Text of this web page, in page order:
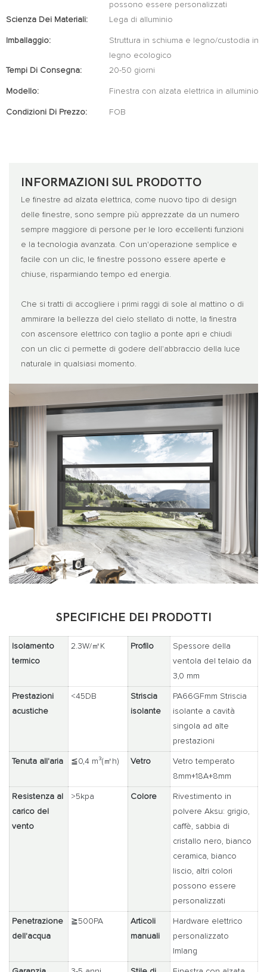
possono essere personalizzati
Scienza Dei Materiali:
Lega di alluminio
Imballaggio:
Struttura in schiuma e legno/custodia in
legno ecologico
Tempi Di Consegna:
20-50 giorni
Modello: Finestra con alzata elettrica in alluminio
Condizioni Di Prezzo: FOB
INFORMAZIONI SUL PRODOTTO
Le finestre ad alzata elettrica, come nuovo tipo di design
delle finestre, sono sempre più apprezzate da un numero
sempre maggiore di persone per le loro eccellenti funzioni
e la tecnologia avanzata. Con un'operazione semplice e
facile con un clic, le finestre possono essere aperte e
chiuse, risparmiando tempo ed energia.
Che si tratti di accogliere i primi raggi di sole al mattino o di
ammirare la bellezza del cielo stellato di notte, la finestra
con ascensore elettrico con taglio a ponte apri e chiudi
con un clic ci permette di godere dell'abbraccio della luce
naturale in qualsiasi momento.
SPECIFICHE DEI PRODOTTI
Isolamento
termico
2.3W/㎡K Profilo
Spessore della
ventola del telaio da
3,0 mm
Prestazioni
acustiche
<45DB
Striscia
isolante
PA66GFmm Striscia
isolante a cavità
singola ad alte
prestazioni
Tenuta all'aria ≦0,4 m³(㎡h) Vetro
Vetro temperato
8mm+18A+8mm
Resistenza al
carico del
vento
>5kpa Colore
Rivestimento in
polvere Aksu: grigio,
caffè, sabbia di
cristallo nero, bianco
ceramica, bianco
liscio, altri colori
possono essere
personalizzati
Penetrazione
dell'acqua
≧500PA
Articoli
manuali
Hardware elettrico
personalizzato
Imlang